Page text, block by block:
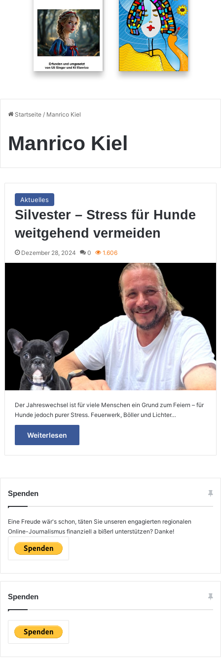
Startseite / Manrico Kiel
Manrico Kiel
Aktuelles
Silvester – Stress für Hunde
weitgehend vermeiden
Dezember 28, 2024 0 1.606
Der Jahreswechsel ist für viele Menschen ein Grund zum Feiern – für
Hunde jedoch purer Stress. Feuerwerk, Böller und Lichter…
Weiterlesen
Spenden
Eine Freude wär's schon, täten Sie unseren engagierten regionalen
Online-Journalismus finanziell a bißerl unterstützen? Danke!
Spenden